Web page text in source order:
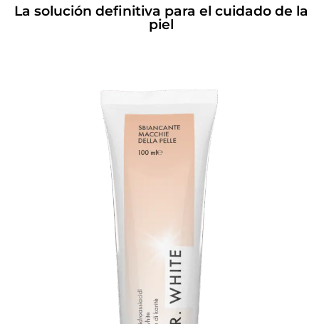
La solución definitiva para el cuidado de la
piel